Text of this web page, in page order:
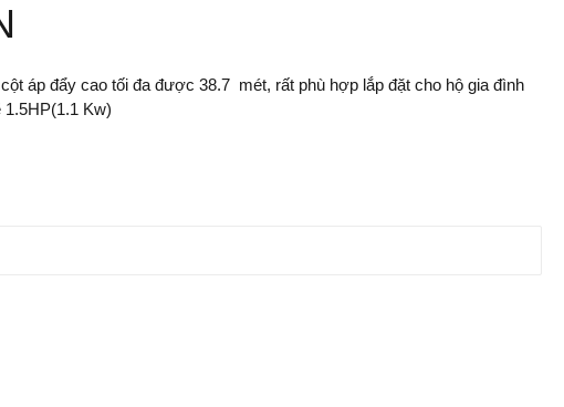
áp đẩy cao tối đa được 38.7 mét, rất phù hợp lắp đặt cho hộ gia đình
Kw)